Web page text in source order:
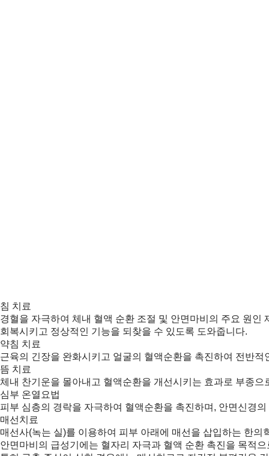
침 치료
경혈을 자극하여 체내 혈액 순환 조절 및 안면마비의 주요 원
회복시키고 정상적인 기능을 되찾을 수 있도록 도와줍니다.
약침 치료
근육의 긴장을 완화시키고 얼굴의 혈액순환을 촉진하여 전반적
뜸 치료
체내 찬기운을 몰아내고 혈액순환을 개선시키는 효과로 부종
심부 온열요법
피부 심층의 경락을 자극하여 혈액순환을 촉진하며, 안면신경
매선치료
매선사(녹는 실)를 이용하여 피부 아래에 매선을 삽입하는 한의
안면마비의 급성기에는 혈자리 자극과 혈액 순환 촉진을 목적